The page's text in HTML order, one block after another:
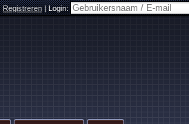
Registreren|Login: